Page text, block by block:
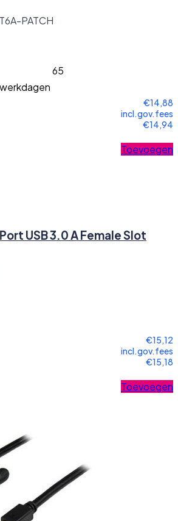
PATCH
65
€14,88
incl.gov.fees
€14,94
Toevoegen
USB 3.0 A Female Slot
€15,12
incl.gov.fees
€15,18
Toevoegen